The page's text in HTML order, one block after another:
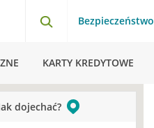
Bezpieczeństwo
KARTY KREDYTOWE
dojechać?